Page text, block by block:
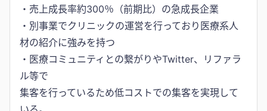
・売上成長率約300％（前期比）の急成長企業
・別事業でクリニックの運営を行っており医療系人
材の紹介に強みを持つ
・医療コミュニティとの繋がりやTwitter、リファラ
ル等で
集客を行っているため低コストでの集客を実現して